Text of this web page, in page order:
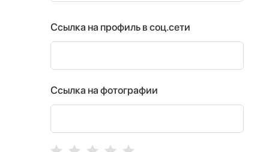
Ссылка на профиль в соц.сети
Ссылка на фотографии